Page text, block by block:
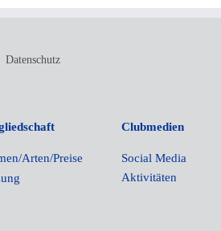
Datenschutz
Arten/Preise
Clubmedien
Social Media
Aktivitäten